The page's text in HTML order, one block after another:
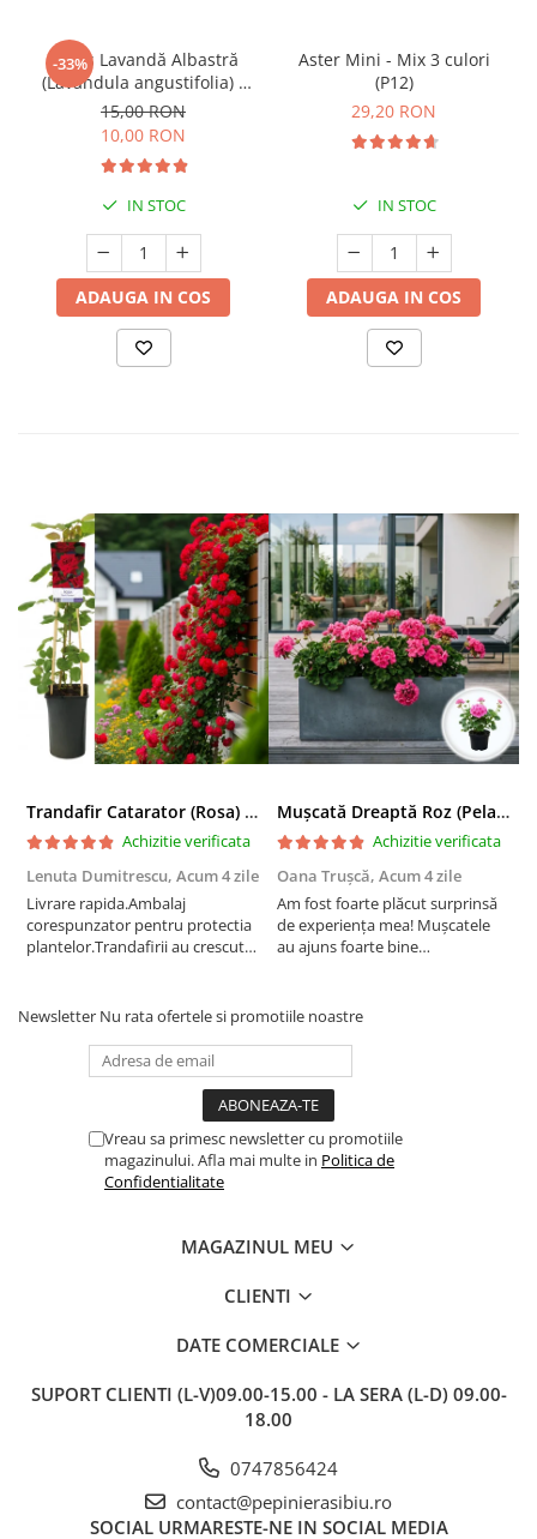
-33%
Butaș Lavandă Albastră
(Lavandula angustifolia) -
Înrădăcinat
15,00 RON
10,00 RON
IN STOC
ADAUGA IN COS
Aster Mini - Mix 3 culori
(P12)
29,20 RON
IN STOC
ADAUGA IN COS
Trandafir Catarator (Rosa) Red Climber - 75cm
Achizitie verificata
Lenuta Dumitrescu, Acum 4 zile
Livrare rapida.Ambalaj
corespunzator pentru protectia
plantelor.Trandafirii au crescut
Mușcată Dreaptă Roz (Pelargonium Zonale)
Achizitie verificata
Oana Trușcă, Acum 4 zile
Am fost foarte plăcut surprinsă
de experiența mea! Mușcatele
au ajuns foarte bine
transportului. Se vede că au fost
Newsletter Nu rata ofertele si promotiile noastre
Vreau sa primesc newsletter cu promotiile
magazinului. Afla mai multe in Politica de
Confidentialitate
MAGAZINUL MEU
CLIENTI
DATE COMERCIALE
SUPORT CLIENTI (L-V)09.00-15.00 - LA SERA (L-D) 09.00-
18.00
0747856424
contact@pepinierasibiu.ro
SOCIAL URMARESTE-NE IN SOCIAL MEDIA